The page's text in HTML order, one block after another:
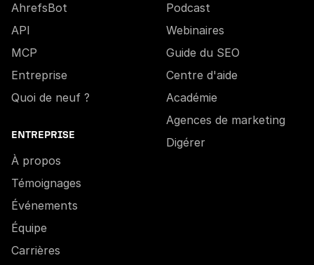
AhrefsBot
API
MCP
Entreprise
Quoi de neuf ?
ENTREPRISE
À propos
Témoignages
Événements
Équipe
Carrières
Podcast
Webinaires
Guide du SEO
Centre d'aide
Académie
Agences de marketing
Digérer